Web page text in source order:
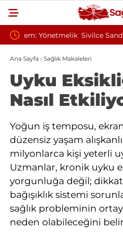
Sivilce Sandı, Cilt Kanseri
Dikişle Uyandı
Ana Sayfa › Sağlık Makaleleri
Uyku
Nasıl
Yoğun iş temposu,
düzensiz yaşam
milyonlarca kişi yeterli
Uzmanlar, kronik uyku
yorgunluğa değil; dikkat
bağışıklık sistemi
sağlık probleminin
neden olabileceğini